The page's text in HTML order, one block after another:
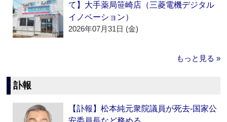
て】大手薬局笹崎店（三菱電機デジタル
イノベーション）
2026年07月31日 (金)
もっと見る »
訃報
【訃報】松本純元衆院議員が死去‐国家公